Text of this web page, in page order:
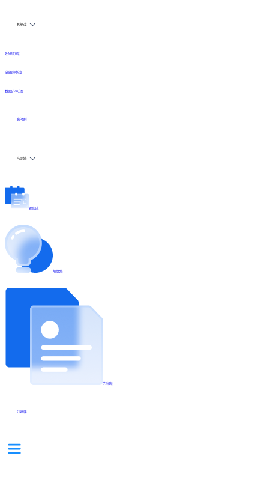
解决方案
数仓建设方案
全链路实时方案
数据资产API方案
客户案例
产品动态
更新日志
帮助文档
学习视频
分享集锦